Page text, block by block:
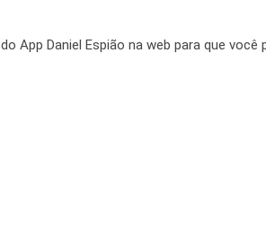
App Daniel Espião na web para que você